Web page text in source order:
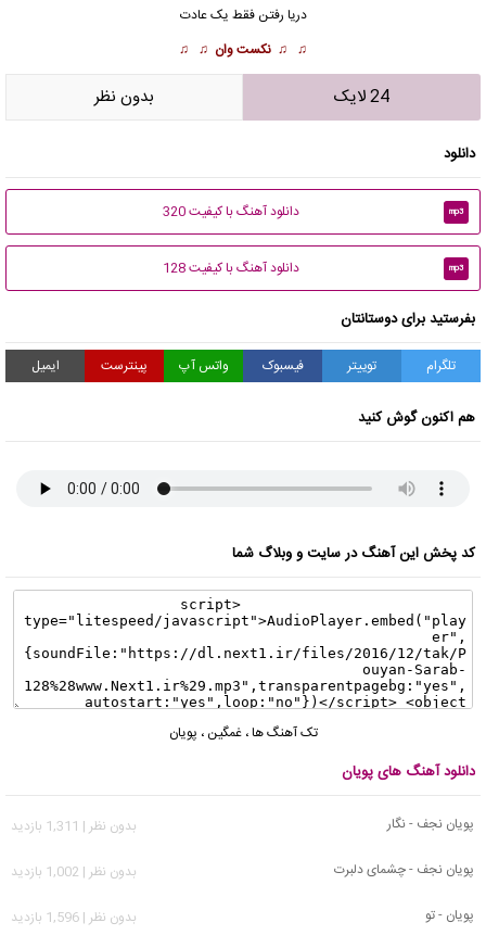
دریا رفتن فقط یک عادت
♫ ♫ نکست وان ♫ ♫
24 لایک بدون نظر
دانلود
mp3 دانلود آهنگ با کیفیت 320
mp3 دانلود آهنگ با کیفیت 128
بفرستید برای دوستانتان
تلگرام توییتر فیسبوک واتس آپ پینترست ایمیل
هم اکنون گوش کنید
کد پخش این آهنگ در سایت و وبلاگ شما
تک آهنگ ها،غمگین ، پویان
دانلود آهنگ های پویان
پویان نجف - نگار
بدون نظر | 1,311 بازدید
پویان نجف - چشمای دلبرت
بدون نظر | 1,002 بازدید
پویان - تو
بدون نظر | 1,596 بازدید